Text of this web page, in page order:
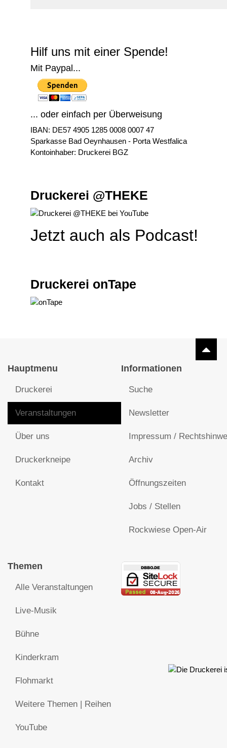
Hilf uns mit einer Spende!
Mit Paypal...
... oder einfach per Überweisung
IBAN: DE57 4905 1285 0008 0007 47
Sparkasse Bad Oeynhausen - Porta Westfalica
Kontoinhaber: Druckerei BGZ
Druckerei @THEKE
Jetzt auch als Podcast!
Druckerei onTape
Hauptmenu
Druckerei
Veranstaltungen
Über uns
Druckerkneipe
Kontakt
Informationen
Suche
Newsletter
Impressum /
Archiv
Öffnungszeiten
Jobs / Stellen
Rockwiese Open-Air
Themen
Alle Veranstaltungen
Live-Musik
Bühne
Kinderkram
Flohmarkt
Weitere Themen | Reihen
YouTube